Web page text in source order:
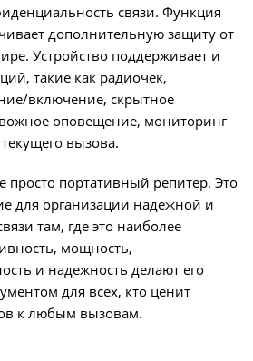
связи. Функция
дополнительную защиту от
Устройство поддерживает и
такие как радиочек,
включение, скрытное
оповещение, мониторинг
вызова.
просто портативный репитер. Это
для организации надежной и
там, где это наиболее
мощность,
и надежность делают его
для всех, кто ценит
к любым вызовам.